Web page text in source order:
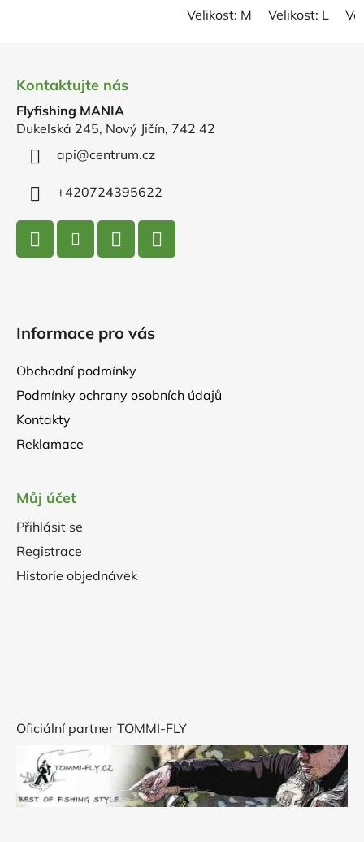
Velikost: M Velikost: L
Kontaktujte nás
Flyfishing MANIA
Dukelská 245, Nový Jičín, 742 42
api@centrum.cz
+420724395622
Informace pro vás
Obchodní podmínky
Podmínky ochrany osobních údajů
Kontakty
Reklamace
Můj účet
Přihlásit se
Registrace
Historie objednávek
Oficiální partner TOMMI-FLY